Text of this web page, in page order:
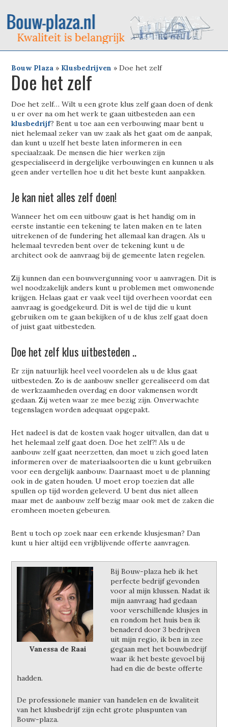
Bouw Plaza » Klusbedrijven »Doe het zelf
Doe het zelf
Doe het zelf… Wilt u een grote klus zelf gaan doen of denk
u er over na om het werk te gaan uitbesteden aan een
klusbedrijf? Bent u toe aan een verbouwing maar bent u
niet helemaal zeker van uw zaak als het gaat om de aanpak,
dan kunt u uzelf het beste laten informeren in een
speciaalzaak. De mensen die hier werken zijn
gespecialiseerd in dergelijke verbouwingen en kunnen u als
geen ander vertellen hoe u dit het beste kunt aanpakken.
Je kan niet alles zelf doen!
Wanneer het om een uitbouw gaat is het handig om in
eerste instantie een tekening te laten maken en te laten
uitrekenen of de fundering het allemaal kan dragen. Als u
helemaal tevreden bent over de tekening kunt u de
architect ook de aanvraag bij de gemeente laten regelen.
Zij kunnen dan een bouwvergunning voor u aanvragen. Dit is
wel noodzakelijk anders kunt u problemen met omwonende
krijgen. Helaas gaat er vaak veel tijd overheen voordat een
aanvraag is goedgekeurd. Dit is wel de tijd die u kunt
gebruiken om te gaan bekijken of u de klus zelf gaat doen
of juist gaat uitbesteden.
Doe het zelf klus uitbesteden ..
Er zijn natuurlijk heel veel voordelen als u de klus gaat
uitbesteden. Zo is de aanbouw sneller gerealiseerd om dat
de werkzaamheden overdag en door vakmensen wordt
gedaan. Zij weten waar ze mee bezig zijn. Onverwachte
tegenslagen worden adequaat opgepakt.
Het nadeel is dat de kosten vaak hoger uitvallen, dan dat u
het helemaal zelf gaat doen. Doe het zelf?! Als u de
aanbouw zelf gaat neerzetten, dan moet u zich goed laten
informeren over de materiaalsoorten die u kunt gebruiken
voor een dergelijk aanbouw. Daarnaast moet u de planning
ook in de gaten houden. U moet erop toezien dat alle
spullen op tijd worden geleverd. U bent dus niet alleen
maar met de aanbouw zelf bezig maar ook met de zaken die
eromheen moeten gebeuren.
Bent u toch op zoek naar een erkende klusjesman? Dan
kunt u hier altijd een vrijblijvende offerte aanvragen.
Vanessa de Raai
Bij Bouw-plaza heb ik het
perfecte bedrijf gevonden
voor al mijn klussen. Nadat ik
mijn aanvraag had gedaan
voor verschillende klusjes in
en rondom het huis ben ik
benaderd door 3 bedrijven
uit mijn regio, ik ben in zee
gegaan met het bouwbedrijf
waar ik het beste gevoel bij
had en die de beste offerte
hadden.
De professionele manier van handelen en de kwaliteit
van het klusbedrijf zijn echt grote pluspunten van
Bouw-plaza.